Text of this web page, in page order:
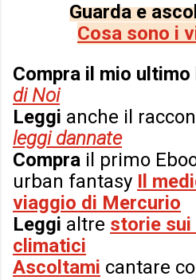
Guarda e
Cosa sono i
Compra il mio ultimo
di Noi
Leggi anche il
leggi dannate
Compra il primo
urban fantasy Il
viaggio di Mercurio
Leggi altre storie sui
climatici
Ascoltami cantare